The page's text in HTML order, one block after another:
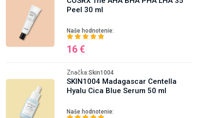
Peel 30 ml
Naše hodnotenie:
16 €
Značka:Skin1004
SKIN1004 Madagascar Centella
Hyalu Cica Blue Serum 50 ml
Naše hodnotenie: